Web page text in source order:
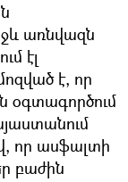
առնվազն
էլ
է, որ
օգտագործում
որ ասֆալտի
բաժին